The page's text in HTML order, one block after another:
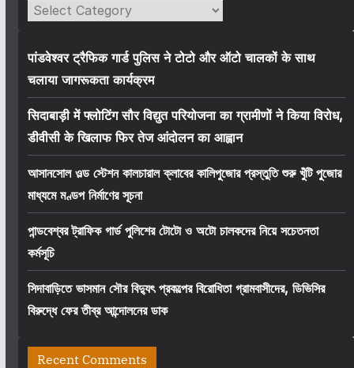
Categories
पांडवेश्वर ट्रैफिक गार्ड पुलिस ने टोटो और ऑटो चालकों के साथ
चलाया जागरूकता कार्यक्रम
सिदाबाड़ी में फ्लोटिंग सौर विद्युत परियोजना का ग्रामीणों ने किया विरोध,
डीवीसी के खिलाफ फिर तेज आंदोलन का आह्वान
আসানসোল ওল্ড স্টেশন কালচারাল ক্লাবের কালিপুজোর প্রস্তুতি শুরু খুঁটি পুজোর
মাধ্যমে মণ্ডপ নির্মাণের সূচনা
পান্ডবেশ্বর ট্রাফিক গার্ড পুলিশের টোটো ও অটো চালকদের নিয়ে সচেতনতা
কর্মসূচি
সিদাবাড়িতে ভাসমান সৌর বিদ্যুৎ প্রকল্পের বিরোধিতা গ্রামবাসীদের, ডিভিসির
বিরুদ্ধে ফের তীব্র আন্দোলনের ডাক
Recent Comments